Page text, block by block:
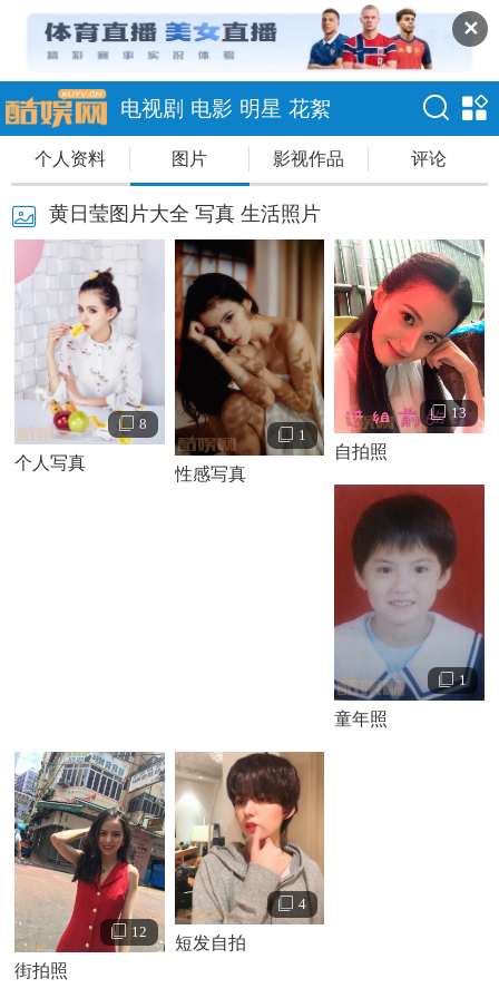
✕
电视剧 电影 明星 花絮
个人资料 图片 影视作品 评论
黄日莹图片大全 写真 生活照片
8
个人写真
1
性感写真
13
自拍照
1
童年照
12
街拍照
4
短发自拍